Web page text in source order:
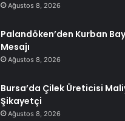
Ağustos 8, 2026
Palandöken’den Kurban
Mesajı
Ağustos 8, 2026
Bursa’da Çilek Üreticisi
Şikayetçi
Ağustos 8, 2026